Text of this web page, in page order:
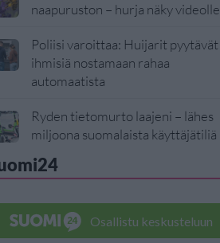
naapuruston – hurja näky videolle
Poliisi varoittaa: Huijarit pyytävät
ihmisiä nostamaan rahaa
automaatista
Ryden tietomurto laajeni – lähes
miljoona suomalaista käyttäjätiliä